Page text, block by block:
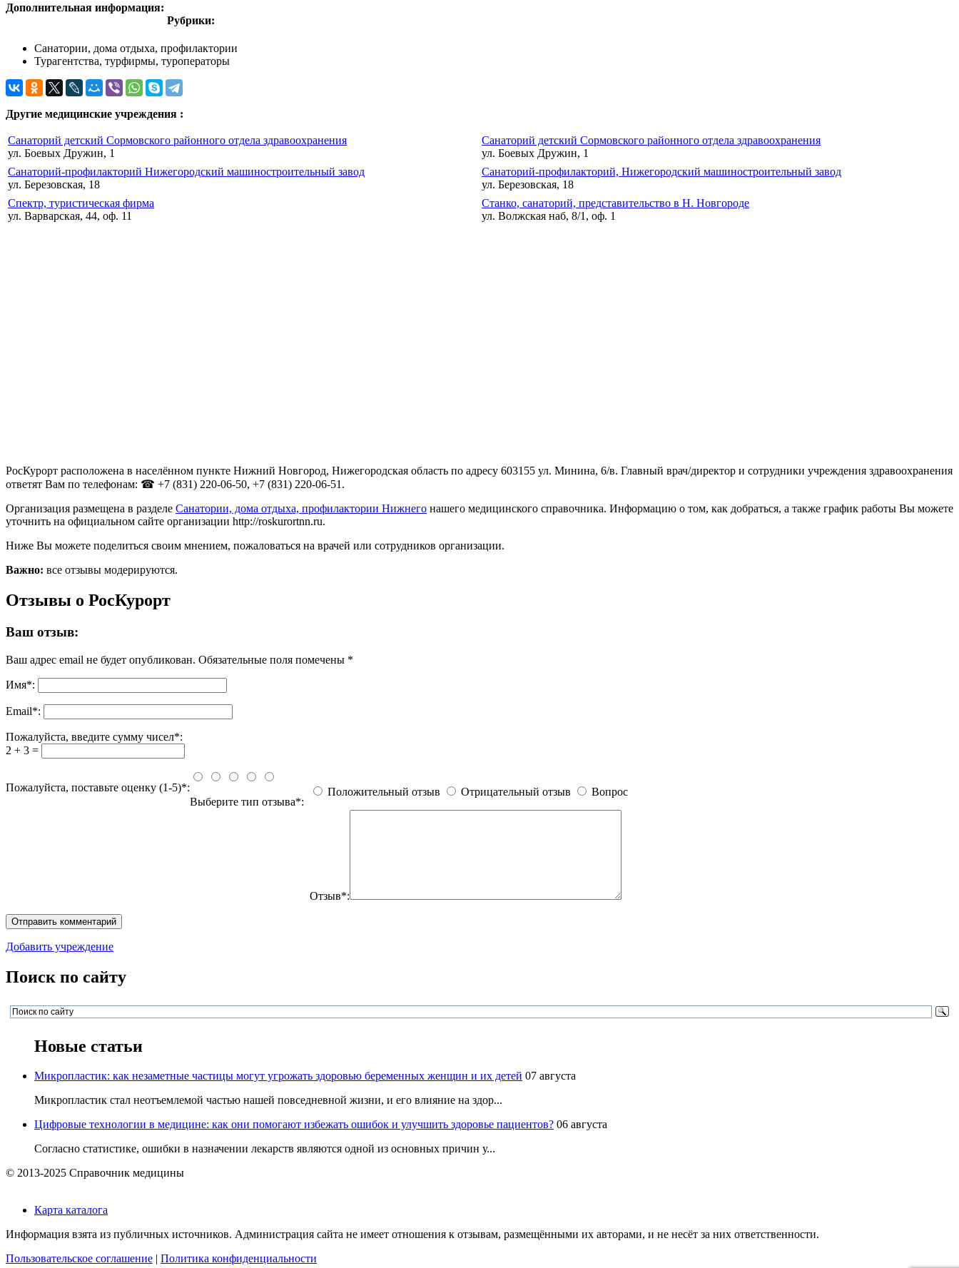
Дополнительная информация:
Рубрики:
Санатории, дома отдыха, профилактории
Турагентства, турфирмы, туроператоры
Другие медицинские учреждения :
Санаторий детский Сормовского районного отдела здравоохранения
ул. Боевых Дружин, 1
Санаторий детский Сормовского районного отдела здравоохранения
ул. Боевых Дружин, 1
Санаторий-профилакторий Нижегородский машиностроительный завод
ул. Березовская, 18
Санаторий-профилакторий, Нижегородский машиностроительный завод
ул. Березовская, 18
Спектр, туристическая фирма
ул. Варварская, 44, оф. 11
Станко, санаторий, представительство в Н. Новгороде
ул. Волжская наб, 8/1, оф. 1
РосКурорт расположена в населённом пункте Нижний Новгород, Нижегородская область по адресу 603155 ул. Минина, 6/в. Главный врач/директор и сотрудники учреждения здравоохранения
ответят Вам по телефонам: ☎ +7 (831) 220-06-50, +7 (831) 220-06-51.
Организация размещена в разделе Санатории, дома отдыха, профилактории Нижнего нашего медицинского справочника. Информацию о том, как добраться, а также график работы Вы можете
уточнить на официальном сайте организации http://roskurortnn.ru.
Ниже Вы можете поделиться своим мнением, пожаловаться на врачей или сотрудников организации.
Важно: все отзывы модерируются.
Отзывы о РосКурорт
Ваш отзыв:
Ваш адрес email не будет опубликован. Обязательные поля помечены *
Имя*:
Email*:
Пожалуйста, введите сумму чисел*:
2 + 3 =
Пожалуйста, поставьте оценку (1-5)*:
Выберите тип отзыва*:
Положительный отзыв Отрицательный отзыв Вопрос
Отзыв*:
Добавить учреждение
Поиск по сайту
Новые статьи
Микропластик: как незаметные частицы могут угрожать здоровью беременных женщин и их детей 07 августа
Микропластик стал неотъемлемой частью нашей повседневной жизни, и его влияние на здор...
Цифровые технологии в медицине: как они помогают избежать ошибок и улучшить здоровье пациентов? 06 августа
Согласно статистике, ошибки в назначении лекарств являются одной из основных причин у...
© 2013-2025 Справочник медицины
Карта каталога
Информация взята из публичных источников. Администрация сайта не имеет отношения к отзывам, размещёнными их авторами, и не несёт за них ответственности.
Пользовательское соглашение
Политика конфиденциальности